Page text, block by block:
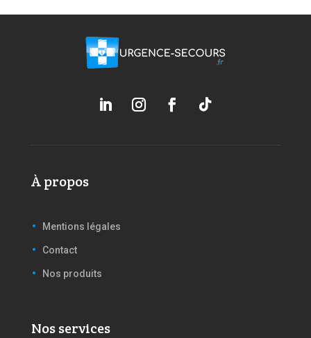
À propos
Mentions légales
Contact
Nos produits
Nos services